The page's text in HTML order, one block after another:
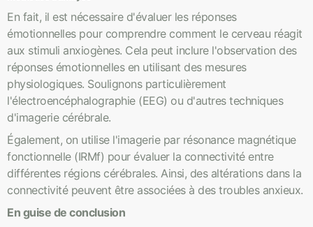
En fait, il est nécessaire d'évaluer les réponses
émotionnelles pour comprendre comment le cerveau réagit
aux stimuli anxiogènes. Cela peut inclure l'observation des
réponses émotionnelles en utilisant des mesures
physiologiques. Soulignons particulièrement
l'électroencéphalographie (EEG) ou d'autres techniques
d'imagerie cérébrale.
Également, on utilise l'imagerie par résonance magnétique
fonctionnelle (IRMf) pour évaluer la connectivité entre
différentes régions cérébrales. Ainsi, des altérations dans la
connectivité peuvent être associées à des troubles anxieux.
En guise de conclusion